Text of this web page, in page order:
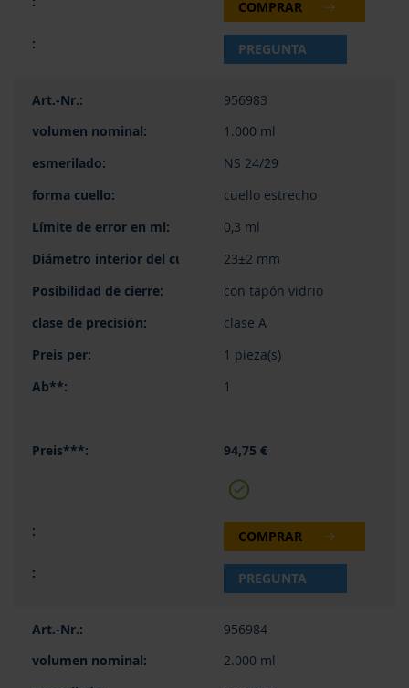
COMPRAR
PREGUNTA
956983
1.000 ml
NS 24/29
cuello estrecho
0,3 ml
23±2 mm
con tapón vidrio
clase A
1 pieza(s)
1
94,75 €
COMPRAR
PREGUNTA
956984
2.000 ml